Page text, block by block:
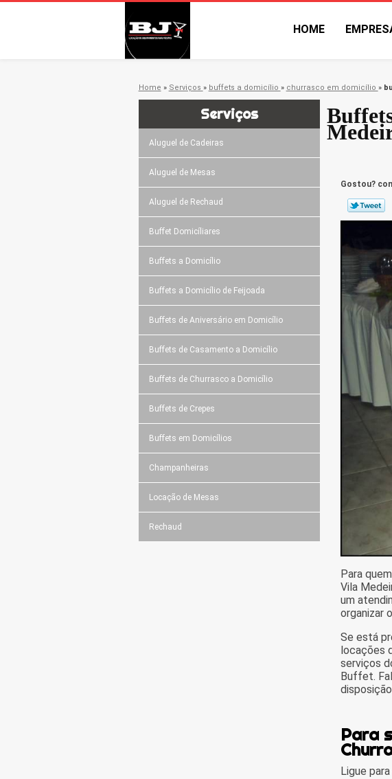
HOME
Home » Serviços » buffets a domicílio » churrasco em domicílio »
Serviços
Aluguel de Cadeiras
Aluguel de Mesas
Aluguel de Rechaud
Buffet Domicíliares
Buffets a Domicílio
Buffets a Domicílio de Feijoada
Buffets de Aniversário em Domicílio
Buffets de Casamento a Domicílio
Buffets de Churrasco a Domicílio
Buffets de Crepes
Buffets em Domicílios
Champanheiras
Locação de Mesas
Rechaud
Gostou?
Para
Vila
um
organizar
Se está
locações
serviços
Buffet.
Para
Ligue para